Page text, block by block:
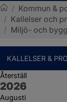
Sotenäs kommun
/ Kommun &
/ Kallelser och
/ Miljö- och
KALLELSER &
Återställ
År:
2026
Augusti